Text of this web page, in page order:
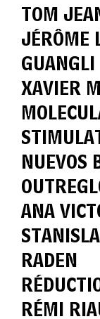
TOM
JÉRÔME
GUANGLI
XAVIER
NUEVOS
ANA
RADEN
RÉMI